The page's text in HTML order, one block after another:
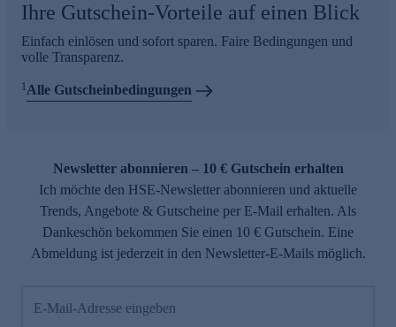
Ihre Gutschein-Vorteile auf einen Blick
Einfach einlösen und sofort sparen. Faire Bedingungen und
volle Transparenz.
1Alle Gutscheinbedingungen
Newsletter abonnieren – 10 € Gutschein erhalten
Ich möchte den HSE-Newsletter abonnieren und aktuelle
Trends, Angebote & Gutscheine per E-Mail erhalten. Als
Dankeschön bekommen Sie einen 10 € Gutschein. Eine
Abmeldung ist jederzeit in den Newsletter-E-Mails möglich.
E-Mail-Adresse eingeben